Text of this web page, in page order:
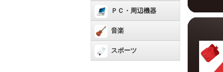
ＰＣ・周辺機器
音楽
スポーツ